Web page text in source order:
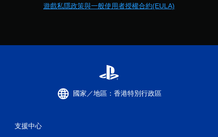
遊戲私隱政策與一般使用者授權合約(EULA)
國家／地區：香港特別行政區
支援中心